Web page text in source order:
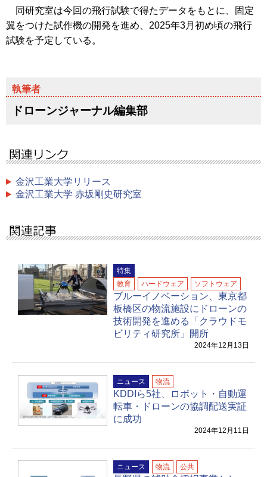
同研究室は今回の飛行試験で得たデータをもとに、固定
翼をつけた試作機の開発を進め、2025年3月初め頃の飛行
試験を予定している。
ドローンジャーナル編集部
金沢工業大学リリース
金沢工業大学 赤坂剛史研究室
特集
教育
ハードウェア ソフトウェア
ブルーイノベーション、東京都
板橋区の物流施設にドローンの
技術開発を進める「クラウドモ
ビリティ研究所」開所
2024年12月13日
ニュース 物流
KDDIら5社、ロボット・自動運
転車・ドローンの協調配送実証
に成功
2024年12月11日
ニュース 物流 公共